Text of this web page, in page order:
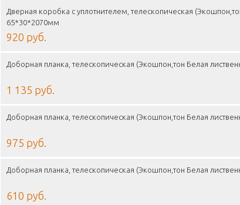
Дверная коробка с уплотнителем, телескопическая
65*30*2070мм
920 руб.
Доборная планка, телескопическая (Экошпон,тон Белая
1 135 руб.
Доборная планка, телескопическая (Экошпон,тон Белая
975 руб.
Доборная планка, телескопическая (Экошпон,тон Белая
610 руб.